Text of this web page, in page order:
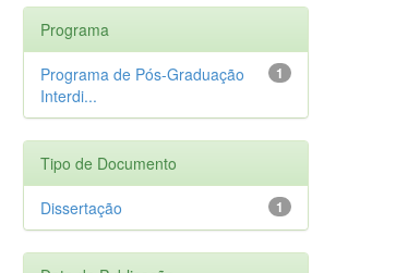
Programa
1
Programa de Pós-Graduação
Interdi...
Tipo de Documento
1
Dissertação